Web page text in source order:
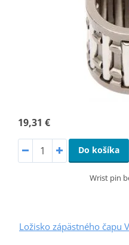
19,31 €
Do košíka
Wrist pin
Ložisko zápästného čapu